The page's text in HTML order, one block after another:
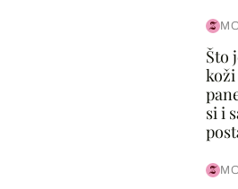
Što
koži
si i